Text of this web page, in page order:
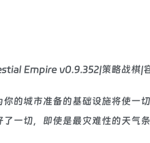
的城市准备的基础设施将使一
一切，即使是最灾难性的天气